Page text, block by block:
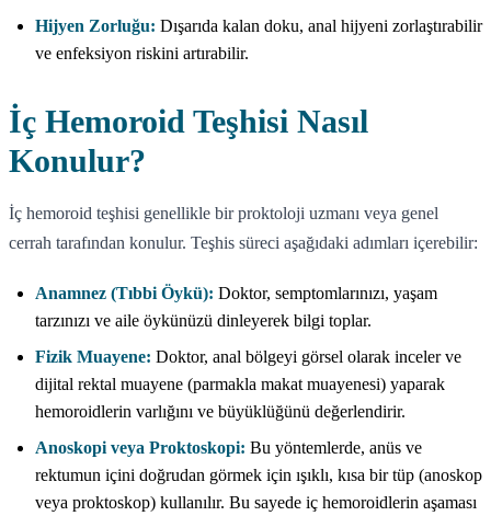
Hijyen Zorluğu: Dışarıda kalan doku, anal hijyeni zorlaştırabilir
ve enfeksiyon riskini artırabilir.
İç Hemoroid Teşhisi Nasıl
Konulur?
İç hemoroid teşhisi genellikle bir proktoloji uzmanı veya genel
cerrah tarafından konulur. Teşhis süreci aşağıdaki adımları içerebilir:
Anamnez (Tıbbi Öykü): Doktor, semptomlarınızı, yaşam
tarzınızı ve aile öykünüzü dinleyerek bilgi toplar.
Fizik Muayene: Doktor, anal bölgeyi görsel olarak inceler ve
dijital rektal muayene (parmakla makat muayenesi) yaparak
hemoroidlerin varlığını ve büyüklüğünü değerlendirir.
Anoskopi veya Proktoskopi: Bu yöntemlerde, anüs ve
rektumun içini doğrudan görmek için ışıklı, kısa bir tüp (anoskop
veya proktoskop) kullanılır. Bu sayede iç hemoroidlerin aşaması